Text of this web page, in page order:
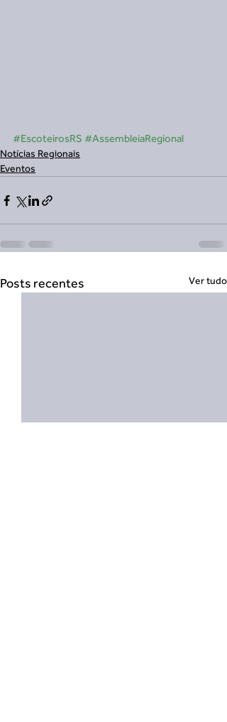
#EscoteirosRS #AssembleiaRegional
Notícias Regionais
Eventos
Posts recentes Ver tudo